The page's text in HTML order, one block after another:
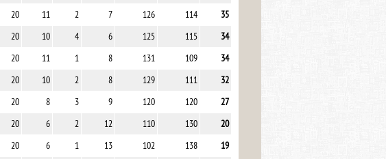
20 11 2 7 126 114
35
20 10 4 6 125 115
34
20 11 1 8 131 109
34
20 10 2 8 129 111
32
20 8 3 9 120 120
27
20 6 2 12 110 130
20
20 6 1 13 102 138
19